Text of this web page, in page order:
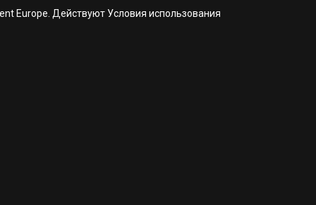
Europe. Действуют Условия использования